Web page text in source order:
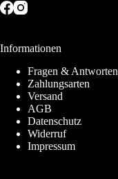
Informationen
Fragen & Antworten
Zahlungsarten
Versand
AGB
Datenschutz
Widerruf
Impressum